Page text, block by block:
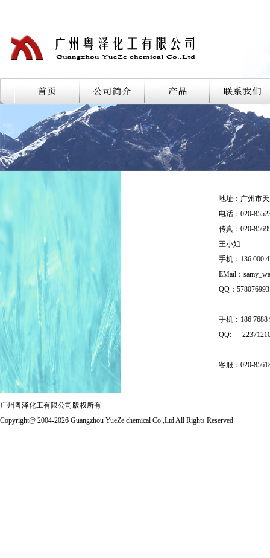
地址：广州市
电话：020-
传真：020-
王小姐
手机：136 000
EMail：
QQ：
手机：186 7688
QQ:
客服：020-
广州粤泽化工有限公司版权所有
Copyright@ 2004-2026 Guangzhou YueZe chemical Co.,Ltd All Rights Reserved